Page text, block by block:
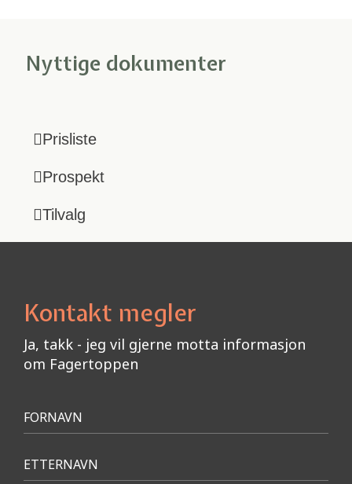
Nyttige dokumenter
Prisliste
Prospekt
Tilvalg
Kontakt megler
Ja, takk - jeg vil gjerne motta informasjon
om Fagertoppen
Meld
interesse
FORNAVN
ETTERNAVN